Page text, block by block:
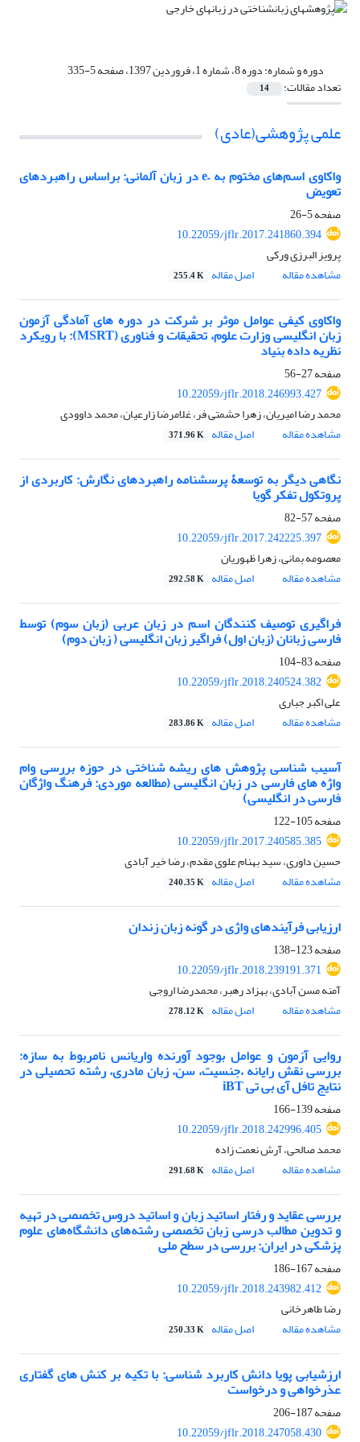
دوره و شماره:دوره 8، شماره 1، فروردین 1397، صفحه 5-335
تعداد مقالات: 14
علمی پژوهشی(عادی)
واکاوی اسم‌های مختوم به –e در زبان آلمانی: براساس راهبردهای
تعویض
صفحه5-26
10.22059/jflr.2017.241860.394
پرویز البرزی ورکی
مشاهده مقاله
اصل مقاله 255.4 K
واکاوی کیفی عوامل موثر بر شرکت در دوره های آمادگی آزمون
زبان انگلیسی وزارت علوم، تحقیقات و فناوری (MSRT): با رویکرد
نظریه داده بنیاد
صفحه27-56
10.22059/jflr.2018.246993.427
محمد رضا امیریان، زهرا حشمتی فر، غلامرضا زارعیان، محمد داوودی
مشاهده مقاله
اصل مقاله 371.96 K
نگاهی دیگر به توسعۀ پرسشنامه راهبردهای نگارش: کاربردی از
پروتکول تفکر گویا
صفحه57-82
10.22059/jflr.2017.242225.397
معصومه بمانی، زهرا ظهوریان
مشاهده مقاله
اصل مقاله 292.58 K
فراگیری توصیف کنندگان اسم در زبان عربی (زبان سوم) توسط
فارسی زبانان (زبان اول) فراگیر زبان انگلیسی ( زبان دوم)
صفحه83-104
10.22059/jflr.2018.240524.382
علی اکبر جباری
مشاهده مقاله
اصل مقاله 283.86 K
آسیب شناسی پژوهش های ریشه شناختی در حوزه بررسی وام
واژه های فارسی در زبان انگلیسی (مطالعه موردی: فرهنگ واژگان
فارسی در انگلیسی)
صفحه105-122
10.22059/jflr.2017.240585.385
حسین داوری، سید بهنام علوی مقدم، رضا خیر آبادی
مشاهده مقاله
اصل مقاله 240.35 K
ارزیابی فرآیندهای واژی در گونه زبان زندان
صفحه123-138
10.22059/jflr.2018.239191.371
آمنه مسن آبادی، بهزاد رهبر، محمدرضا اروجی
مشاهده مقاله
اصل مقاله 278.12 K
روایی آزمون و عوامل بوجود آورنده واریانس نامربوط به سازه:
بررسی نقش رایانه ،جنسیت، سن، زبان مادری، رشته تحصیلی در
نتایج تافل آی بی تی iBT
صفحه139-166
10.22059/jflr.2018.242996.405
محمد صالحی، آرش نعمت زاده
مشاهده مقاله
اصل مقاله 291.68 K
بررسی عقاید و رفتار اساتید زبان و اساتید دروس تخصصی در تهیه
و تدوین مطالب درسی زبان تخصصی رشته‌های دانشگاه‌های علوم
پزشکی در ایران: بررسی در سطح ملی
صفحه167-186
10.22059/jflr.2018.243982.412
رضا طاهرخانی
مشاهده مقاله
اصل مقاله 250.33 K
ارزشیابی پویا دانش کاربرد شناسی: با تکیه بر کنش های گفتاری
عذرخواهی و درخواست
صفحه187-206
10.22059/jflr.2018.247058.430